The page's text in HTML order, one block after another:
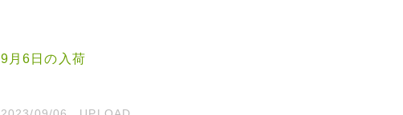
9月6日の入荷